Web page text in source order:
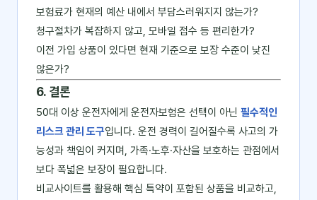
보험료가 현재의 예산 내에서 부담스러워지지 않는가?
청구절차가 복잡하지 않고, 모바일 접수 등 편리한가?
이전 가입 상품이 있다면 현재 기준으로 보장 수준이 낮진
않은가?
6. 결론
50대 이상 운전자에게 운전자보험은 선택이 아닌 필수적인
리스크 관리 도구입니다. 운전 경력이 길어질수록 사고의 가
능성과 책임이 커지며, 가족·노후·자산을 보호하는 관점에서
보다 폭넓은 보장이 필요합니다.
비교사이트를 활용해 핵심 특약이 포함된 상품을 비교하고,